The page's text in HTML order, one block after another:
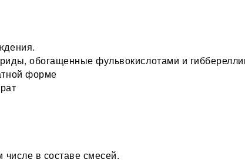
обогащенные фульвокислотами и
форме
в составе смесей.